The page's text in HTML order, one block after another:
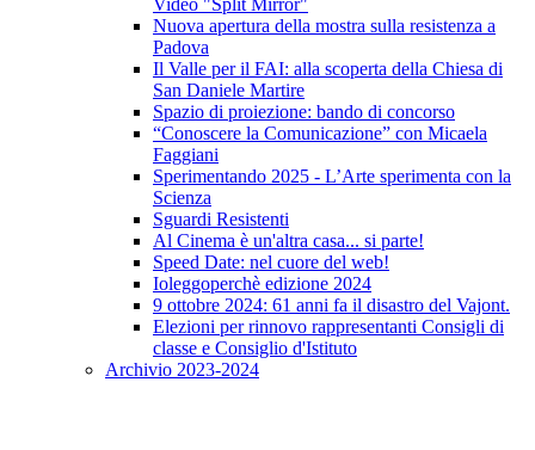
Video "Split Mirror"
Nuova apertura della mostra sulla resistenza a
Padova
Il Valle per il FAI: alla scoperta della Chiesa di
San Daniele Martire
Spazio di proiezione: bando di concorso
“Conoscere la Comunicazione” con Micaela
Faggiani
Sperimentando 2025 - L’Arte sperimenta con la
Scienza
Sguardi Resistenti
Al Cinema è un'altra casa... si parte!
Speed Date: nel cuore del web!
Ioleggoperchè edizione 2024
9 ottobre 2024: 61 anni fa il disastro del Vajont.
Elezioni per rinnovo rappresentanti Consigli di
classe e Consiglio d'Istituto
Archivio 2023-2024